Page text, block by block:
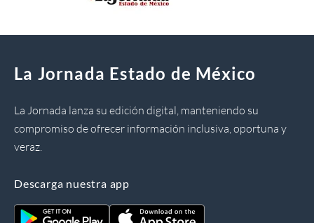
La Jornada Estado de México
La Jornada lanza su edición digital, manteniendo su
compromiso de ofrecer información inclusiva, oportuna y
veraz.
Descarga nuestra app